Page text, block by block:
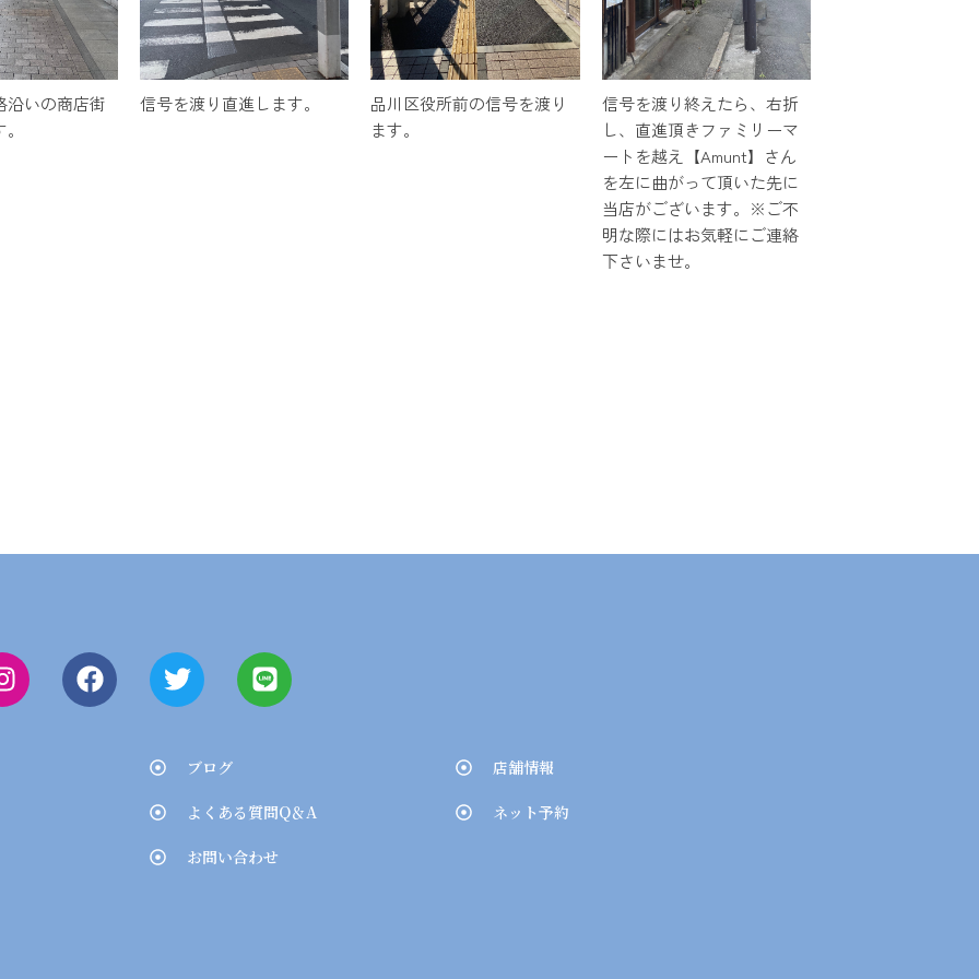
沿いの商店街
信号を渡り直進します。
品川区役所前の信号を渡り
ます。
信号を渡り終えたら、右折
し、直進頂きファミリーマ
ートを越え【Amunt】さん
を左に曲がって頂いた先に
当店がございます。※ご不
明な際にはお気軽にご連絡
下さいませ。
ブログ
よくある質問Q＆A
お問い合わせ
店舗情報
ネット予約